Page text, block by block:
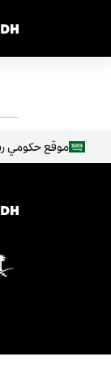
موقع حكومي